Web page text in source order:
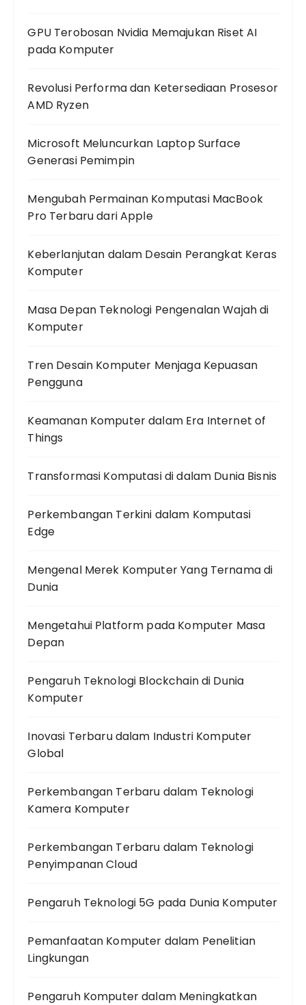
GPU Terobosan Nvidia Memajukan Riset AI
pada Komputer
Revolusi Performa dan Ketersediaan Prosesor
AMD Ryzen
Microsoft Meluncurkan Laptop Surface
Generasi Pemimpin
Mengubah Permainan Komputasi MacBook
Pro Terbaru dari Apple
Keberlanjutan dalam Desain Perangkat Keras
Komputer
Masa Depan Teknologi Pengenalan Wajah di
Komputer
Tren Desain Komputer Menjaga Kepuasan
Pengguna
Keamanan Komputer dalam Era Internet of
Things
Transformasi Komputasi di dalam Dunia Bisnis
Perkembangan Terkini dalam Komputasi
Edge
Mengenal Merek Komputer Yang Ternama di
Dunia
Mengetahui Platform pada Komputer Masa
Depan
Pengaruh Teknologi Blockchain di Dunia
Komputer
Inovasi Terbaru dalam Industri Komputer
Global
Perkembangan Terbaru dalam Teknologi
Kamera Komputer
Perkembangan Terbaru dalam Teknologi
Penyimpanan Cloud
Pengaruh Teknologi 5G pada Dunia Komputer
Pemanfaatan Komputer dalam Penelitian
Lingkungan
Pengaruh Komputer dalam Meningkatkan